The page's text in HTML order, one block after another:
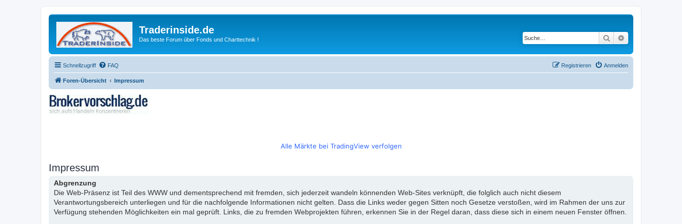
Traderinside.de
Das beste Forum über Fonds und Charttechnik ! Suche
Schnellzugriff FAQ Anmelden
Registrieren
Foren-Übersicht Impressum
Alle Märkte bei TradingView verfolgen
Impressum
Abgrenzung
Die Web-Präsenz ist Teil des WWW und dementsprechend mit fremden, sich jederzeit wandeln könnenden Web-Sites verknüpft, die folglich auch nicht diesem
Verantwortungsbereich unterliegen und für die nachfolgende Informationen nicht gelten. Dass die Links weder gegen Sitten noch Gesetze verstoßen, wird im Rahmen der uns zur
Verfügung stehenden Möglichkeiten ein mal geprüft. Links, die zu fremden Webprojekten führen, erkennen Sie in der Regel daran, dass diese sich in einem neuen Fenster öffnen.